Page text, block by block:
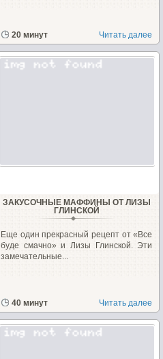
20 минут Читать далее
ЗАКУСОЧНЫЕ МАФФИНЫ ОТ ЛИЗЫ
ГЛИНСКОЙ
Еще один прекрасный рецепт от «Все
буде смачно» и Лизы Глинской. Эти
замечательные...
40 минут Читать далее